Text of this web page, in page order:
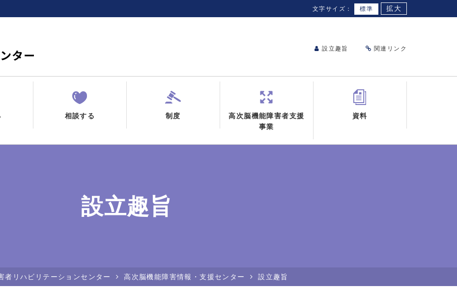
文字サイズ： 標準 拡大
設立趣旨 関連リンク
相談する 制度
高次脳機能障害者支援
事業
資料
設立趣旨
者リハビリテーションセンター 高次脳機能障害情報・支援センター 設立趣旨